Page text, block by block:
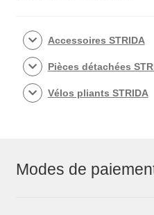
Accessoires STRIDA
Pièces détachées
Vélos pliants STRIDA
Modes de